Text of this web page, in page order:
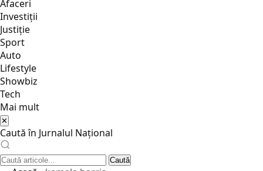
Afaceri
Investiții
Justiţie
Sport
Auto
Lifestyle
Showbiz
Tech
Mai mult
✕
Caută în Jurnalul Național
Caută